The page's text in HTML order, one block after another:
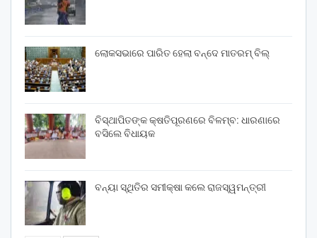
ଲୋକସଭାରେ ପାରିତ ହେଲା ବନ୍ଦେ ମାତରମ୍‌ ବିଲ୍‌
ବିସ୍ଥାପିତଙ୍କ କ୍ଷତିପୂରଣରେ ବିଳମ୍ବ: ଧାରଣାରେ
ବସିଲେ ବିଧାୟକ
ବନ୍ୟା ସ୍ଥିତିର ସମୀକ୍ଷା କଲେ ରାଜସ୍ୱମନ୍ତ୍ରୀ